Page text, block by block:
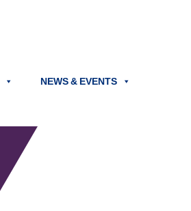
NEWS & EVENTS